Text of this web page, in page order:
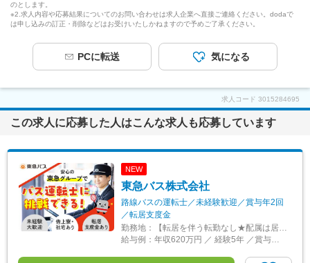
のとします。
※2.求人内容や応募結果についてのお問い合わせは求人企業へ直接ご連絡ください。dodaで
は申し込みの訂正・削除などはお受けいたしかねますので予めご了承ください。
PCに転送 気になる
求人コード 3015284695
この求人に応募した人はこんな求人も応募しています
NEW
東急バス株式会社
路線バスの運転士／未経験歓迎／賞与年2回
／転居支度金
勤務地：
【転居を伴う転勤なし★配属は居住地を考慮します】 東京都内または、神奈川県内の東急バス各営業所への配属となります。 ＜東京都内＞ ◆淡島営業所／東京都世田谷区三宿2-39-1 ◆下馬営業所／東京都世田谷区下馬1-4-3 ◆弦巻営業所／東京都世田谷区弦巻4-29-23 ◆瀬田営業所／東京都世田谷区上野毛4-37-7 ◆目黒営業所／東京都目黒区目黒本町1-15-24 ◆荏原営業所／東京都品川区二葉4-27-1 ◆池上営業所／東京都大田区中央7-1-1 ＜神奈川県内＞ ◆高津営業所／神奈川県川崎市高津区溝口5-14-1 ◆新羽営業所／神奈川県横浜市港北区新羽町1927 ◆青葉台営業所／神奈川県横浜市青葉区さつきが丘7 ◆虹が丘営業所／神奈川県川崎市麻生区王禅寺963-8 ◆東山田営業所／神奈川県横浜市都筑区東山田4-35-1 ※転居を伴う転勤はありません。 ※配属は、お住まいを考慮して決定します。 ※受動喫煙対策あり。
給与例： 年収620万円 ／ 経験5年 ／賞与・諸手当等含む（扶養3人の場合）